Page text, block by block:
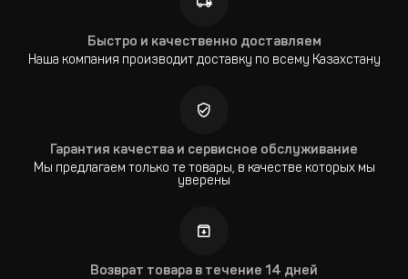
Быстро и качественно доставляем
Наша компания производит доставку по всему Казахстану
Гарантия качества и сервисное обслуживание
Мы предлагаем только те товары, в качестве которых мы
уверены
Возврат товара в течение 14 дней